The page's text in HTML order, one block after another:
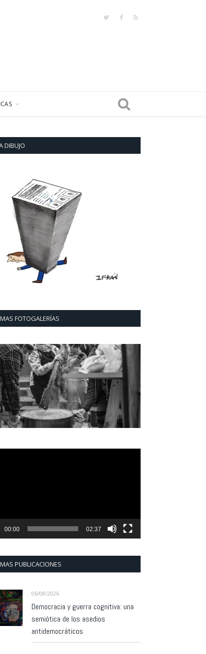
TwitterFacebook
RSS
DIBUJO
FOTOGALERÍAS
00:00 02:37
PUBLICACIONES
06/08/2026
Democracia y guerra cognitiva: una
semiótica de los asedios
antidemocráticos